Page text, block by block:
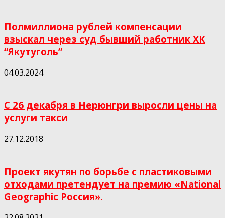
Полмиллиона рублей компенсации
взыскал через суд бывший работник ХК
“Якутуголь”
04.03.2024
С 26 декабря в Нерюнгри выросли цены на
услуги такси
27.12.2018
Проект якутян по борьбе с пластиковыми
отходами претендует на премию «National
Geographic Россия».